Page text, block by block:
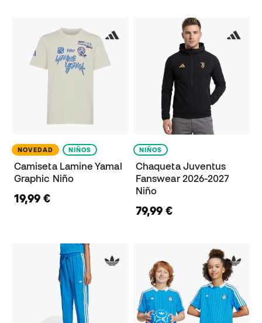
NOVEDAD NIÑOS
Camiseta Lamine Yamal
Graphic Niño
19,99 €
NIÑOS
Chaqueta Juventus
Fanswear 2026-2027
Niño
79,99 €